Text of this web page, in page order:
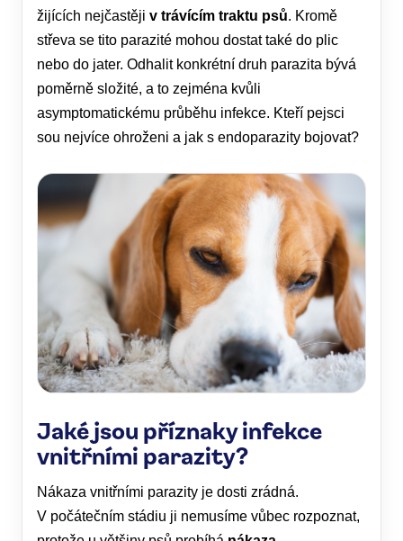
žijících nejčastěji v trávícím traktu psů. Kromě
střeva se tito parazité mohou dostat také do plic
nebo do jater. Odhalit konkrétní druh parazita bývá
poměrně složité, a to zejména kvůli
asymptomatickému průběhu infekce. Kteří pejsci
sou nejvíce ohroženi a jak s endoparazity bojovat?
Jaké jsou příznaky infekce
vnitřními parazity?
Nákaza vnitřními parazity je dosti zrádná.
V počátečním stádiu ji nemusíme vůbec rozpoznat,